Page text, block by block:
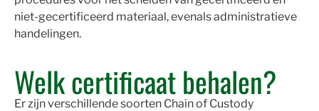
niet-gecertificeerd materiaal, evenals administratieve
handelingen.
Welk certificaat behalen?
Er zijn verschillende soorten Chain of Custody